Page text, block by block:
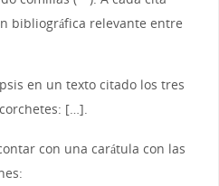
bibliográfica relevante entre
en un texto citado los tres
[…].
con una carátula con las